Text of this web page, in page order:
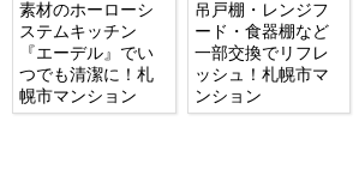
素材のホーローシ
ステムキッチン
『エーデル』でい
つでも清潔に！札
幌市マンション
吊戸棚・レンジフ
ード・食器棚など
一部交換でリフレ
ッシュ！札幌市マ
ンション